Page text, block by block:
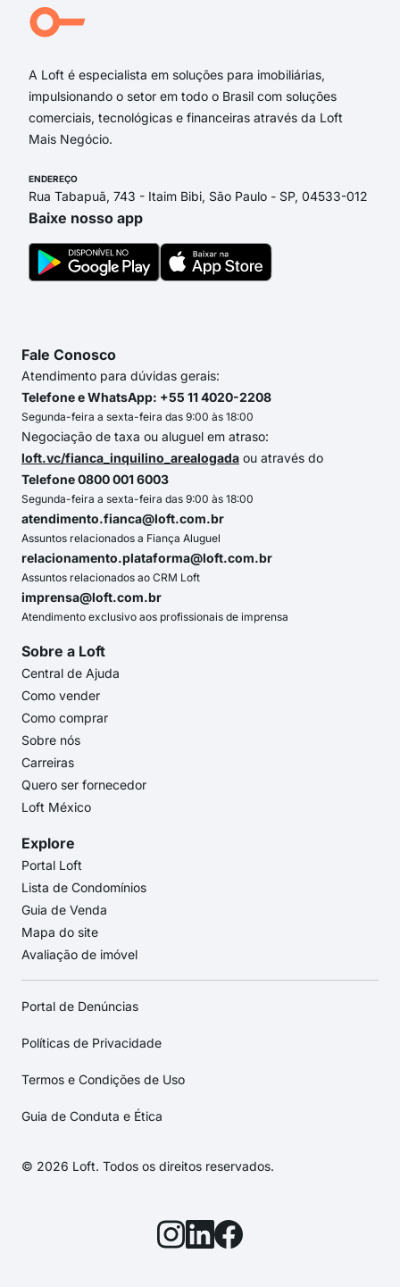
A Loft é especialista em soluções para imobiliárias,
impulsionando o setor em todo o Brasil com soluções
comerciais, tecnológicas e financeiras através da Loft
Mais Negócio.
ENDEREÇO
Rua Tabapuã, 743 - Itaim Bibi, São Paulo - SP, 04533-012
Baixe nosso app
Fale Conosco
Atendimento para dúvidas gerais:
Telefone e WhatsApp: +55 11 4020-2208
Segunda-feira a sexta-feira das 9:00 às 18:00
Negociação de taxa ou aluguel em atraso:
loft.vc/fianca_inquilino_arealogada ou através do
Telefone 0800 001 6003
Segunda-feira a sexta-feira das 9:00 às 18:00
atendimento.fianca@loft.com.br
Assuntos relacionados a Fiança Aluguel
relacionamento.plataforma@loft.com.br
Assuntos relacionados ao CRM Loft
imprensa@loft.com.br
Atendimento exclusivo aos profissionais de imprensa
Sobre a Loft
Central de Ajuda
Como vender
Como comprar
Sobre nós
Carreiras
Quero ser fornecedor
Loft México
Explore
Portal Loft
Lista de Condomínios
Guia de Venda
Mapa do site
Avaliação de imóvel
Portal de Denúncias
Políticas de Privacidade
Termos e Condições de Uso
Guia de Conduta e Ética
© 2026 Loft. Todos os direitos reservados.